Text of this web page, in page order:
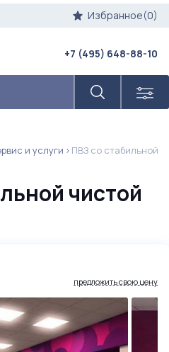
Избранное(0)
+7 (495) 648-88-10
и услуги
ПВЗ со стабильной
чистой
предложить свою цену